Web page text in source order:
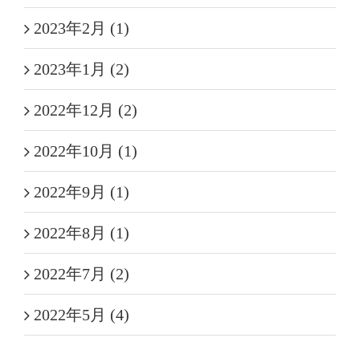
2023年2月 (1)
2023年1月 (2)
2022年12月 (2)
2022年10月 (1)
2022年9月 (1)
2022年8月 (1)
2022年7月 (2)
2022年5月 (4)